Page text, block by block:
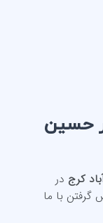
حسین
کرج در
با ما